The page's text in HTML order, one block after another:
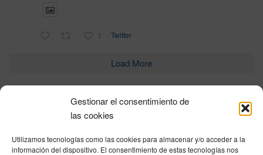
Gestionar el consentimiento de
las cookies
Utilizamos tecnologías como las cookies para almacenar y/o acceder a la
información del dispositivo. El consentimiento de estas tecnologías nos
1 Twitter
Load More
HOME
Privacy Policy|Legal Notice |Cookies Policy|DNSH|Home